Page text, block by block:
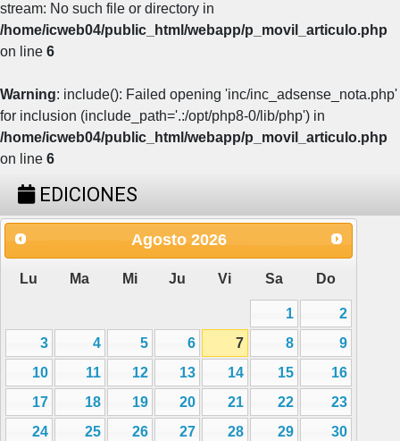
stream: No such file or directory in
/home/icweb04/public_html/webapp/p_movil_articulo.php
on line 6
Warning: include(): Failed opening 'inc/inc_adsense_nota.php'
for inclusion (include_path='.:/opt/php8-0/lib/php') in
/home/icweb04/public_html/webapp/p_movil_articulo.php
on line 6
EDICIONES
Agosto 2026
Lu Ma Mi Ju Vi Sa Do
1
2
3
4 5 6 7 8
9
10
11 12 13 14 15
16
17
18 19 20 21 22
23
24
25 26 27 28 29
30